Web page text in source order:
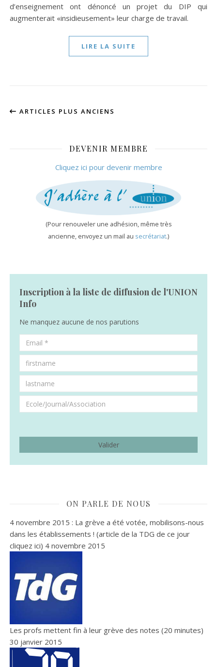
d’enseignement ont dénoncé un projet du DIP qui
augmenterait «insidieusement» leur charge de travail.
LIRE LA SUITE
ARTICLES PLUS ANCIENS
DEVENIR MEMBRE
Cliquez ici pour devenir membre
(Pour renouveler une adhésion, même très
ancienne, envoyez un mail au secrétariat.)
Inscription à la liste de diffusion de l'UNION
Info
Ne manquez aucune de nos parutions
ON PARLE DE NOUS
4 novembre 2015 : La grève a été votée, mobilisons-nous
dans les établissements ! (article de la TDG de ce jour
cliquez ici) 4 novembre 2015
Les profs mettent fin à leur grève des notes (20 minutes)
30 janvier 2015